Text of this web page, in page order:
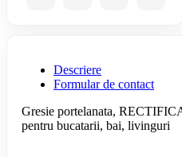
Descriere
Formular de contact
Gresie portelanata,
pentru bucatarii, bai, livinguri